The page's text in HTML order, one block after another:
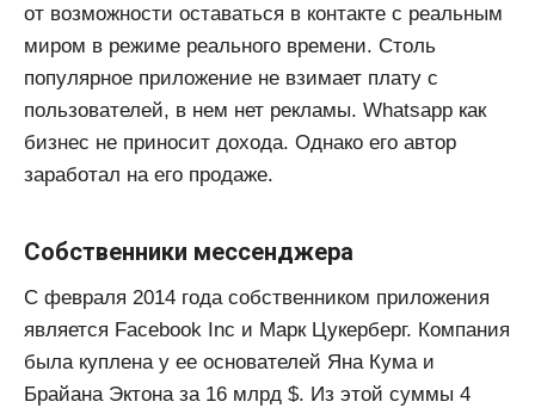
от возможности оставаться в контакте с реальным
миром в режиме реального времени. Столь
популярное приложение не взимает плату с
пользователей, в нем нет рекламы. Whatsapp как
бизнес не приносит дохода. Однако его автор
заработал на его продаже.
Собственники мессенджера
С февраля 2014 года собственником приложения
является Facebook Inc и Марк Цукерберг. Компания
была куплена у ее основателей Яна Кума и
Брайана Эктона за 16 млрд $. Из этой суммы 4